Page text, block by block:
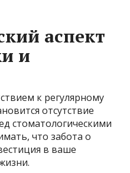
аспект
и
к регулярному
отсутствие
стоматологическими
что забота о
в ваше